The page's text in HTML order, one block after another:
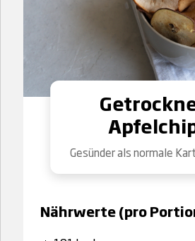
Gesünder als normale
Nährwerte (pro